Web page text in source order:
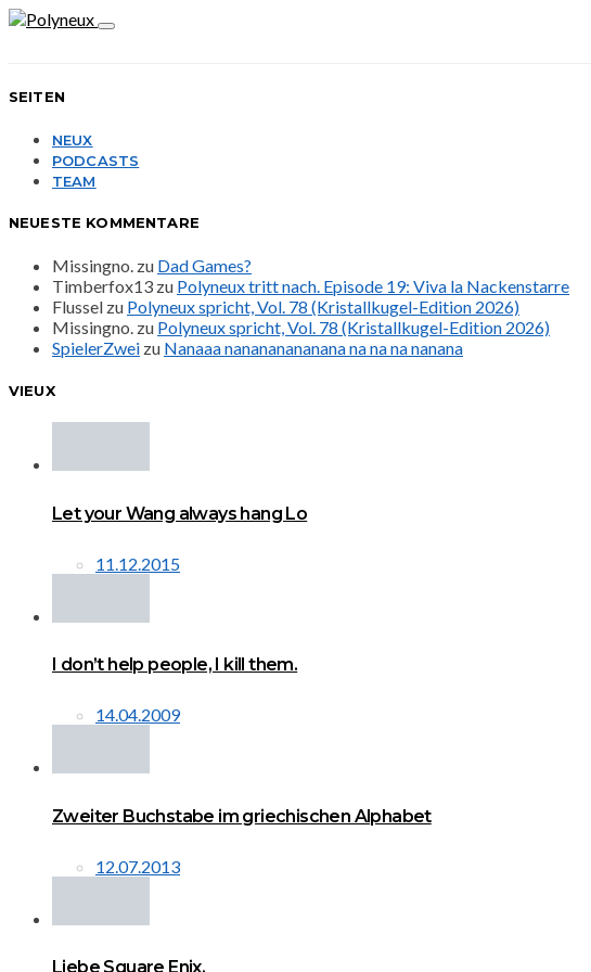
SEITEN
NEUX
PODCASTS
TEAM
NEUESTE KOMMENTARE
Missingno. zu Dad Games?
Timberfox13 zu Polyneux tritt nach. Episode 19: Viva la Nackenstarre
Flussel zu Polyneux spricht, Vol. 78 (Kristallkugel-Edition 2026)
Missingno. zu Polyneux spricht, Vol. 78 (Kristallkugel-Edition 2026)
SpielerZwei zu Nanaaa nanananananana na na na nanana
VIEUX
Let your Wang always hang Lo
11.12.2015
I don’t help people, I kill them.
14.04.2009
Zweiter Buchstabe im griechischen Alphabet
12.07.2013
Liebe Square Enix,